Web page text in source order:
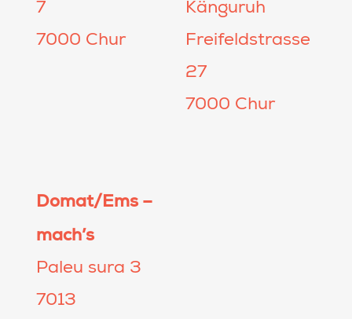
7
7000 Chur
Känguruh
Freifeldstrasse
27
7000 Chur
Domat/Ems –
mach’s
Paleu sura 3
7013